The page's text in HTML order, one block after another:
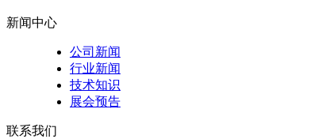
新闻中心
公司新闻
行业新闻
技术知识
展会预告
联系我们